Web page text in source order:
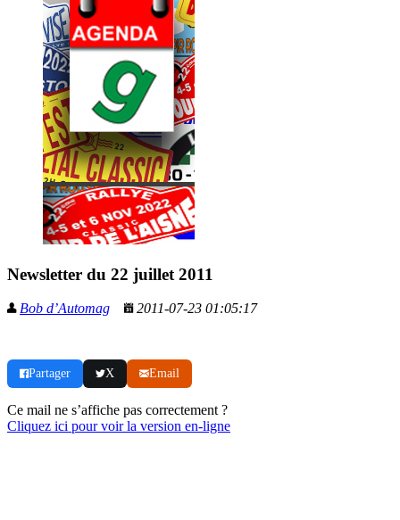
Newsletter du 22 juillet 2011
Bob d’Automag 2011-07-23 01:05:17
Partager X Email
Ce mail ne s’affiche pas correctement ?
Cliquez ici pour voir la version en-ligne